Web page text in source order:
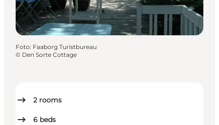
2 rooms
6 beds
Foto: Faaborg Turistbureau
© Den Sorte Cottage